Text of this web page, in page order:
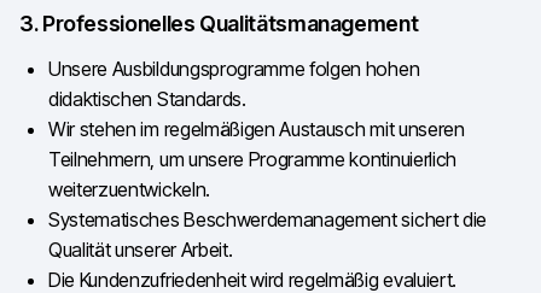
3. Professionelles Qualitätsmanagement
Unsere Ausbildungsprogramme folgen hohen
didaktischen Standards.
Wir stehen im regelmäßigen Austausch mit unseren
Teilnehmern, um unsere Programme kontinuierlich
weiterzuentwickeln.
Systematisches Beschwerdemanagement sichert die
Qualität unserer Arbeit.
Die Kundenzufriedenheit wird regelmäßig evaluiert.